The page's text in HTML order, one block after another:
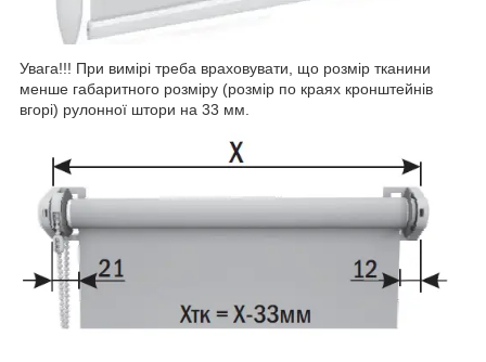
Увага!!! При вимірі треба враховувати, що розмір тканини
менше габаритного розміру (розмір по краях кронштейнів
вгорі) рулонної штори на 33 мм.